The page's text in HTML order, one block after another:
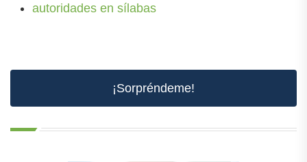
autoridades en sílabas
¡Sorpréndeme!